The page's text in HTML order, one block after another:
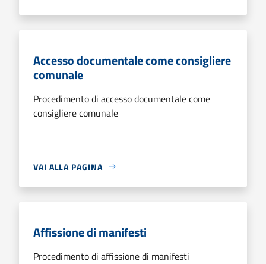
Accesso documentale come consigliere
comunale
Procedimento di accesso documentale come
consigliere comunale
VAI ALLA PAGINA
Affissione di manifesti
Procedimento di affissione di manifesti